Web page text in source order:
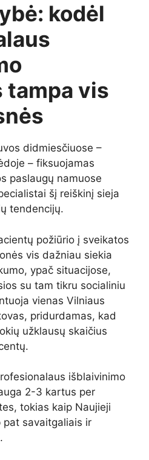
kodėl
tampa vis
didmiesčiuose –
– fiksuojamas
paslaugų namuose
šį reiškinį sieja
tendencijų.
požiūrio į sveikatos
vis dažniau siekia
ypač situacijose,
su tam tikru socialiniu
vienas Vilniaus
pridurdamas, kad
užklausų skaičius
išblaivinimo
2-3 kartus per
tokias kaip Naujieji
pat savaitgaliais ir